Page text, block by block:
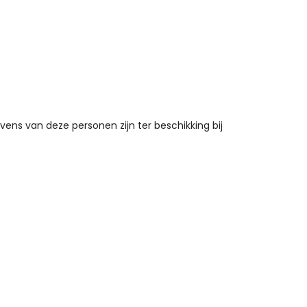
van deze personen zijn ter beschikking bij